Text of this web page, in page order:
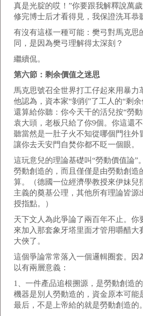
真是光腚的哎！”你要跟我解釋說萬
修完博士后才看得見，我保證洗耳恭
有沒有這樣一種可能：樊弓對馬克思
同，是因為樊弓理解得太深刻？
繼續侃。
第六節：剩余價值之迷思
馬克思號召全世界打工仔起來用暴力
他認為，資本家“剝削”了工人的“剩
還算給你聽：你今天干的活兒按“勞
袁大頭，老板只給了你9個。你這還
聽當然是一肚子火不知從哪個門往外
讓你去天安門自焚你都不眨一個眼。
這玩意兒的理論基礎叫“勞動價值論”
勞動創造的，而且僅僅是由勞動創造
算。（德國一位經濟學教授來伊妹兒
主義的奠基公理，其他所有理論皆源
授指點。）
天下文人為此爭論了兩百年不止。你
來加入那套象牙塔里面才管用嚼醋大
大俠了。
這個爭論常常落入一個邏輯圈套。因
以有兩層意義：
1、一件產品追根搠源，是勞動創造
機器是別人勞動造的，資金原本可能
最后，不是上帝給的就是勞動創造的。